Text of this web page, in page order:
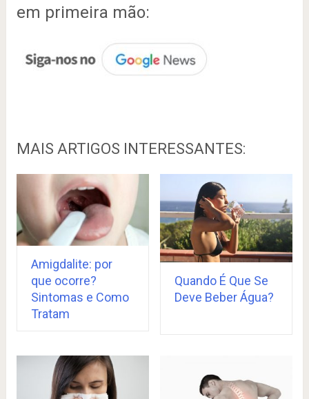
em primeira mão:
MAIS ARTIGOS INTERESSANTES:
Amigdalite: por
que ocorre?
Sintomas e Como
Tratam
Quando É Que Se
Deve Beber Água?